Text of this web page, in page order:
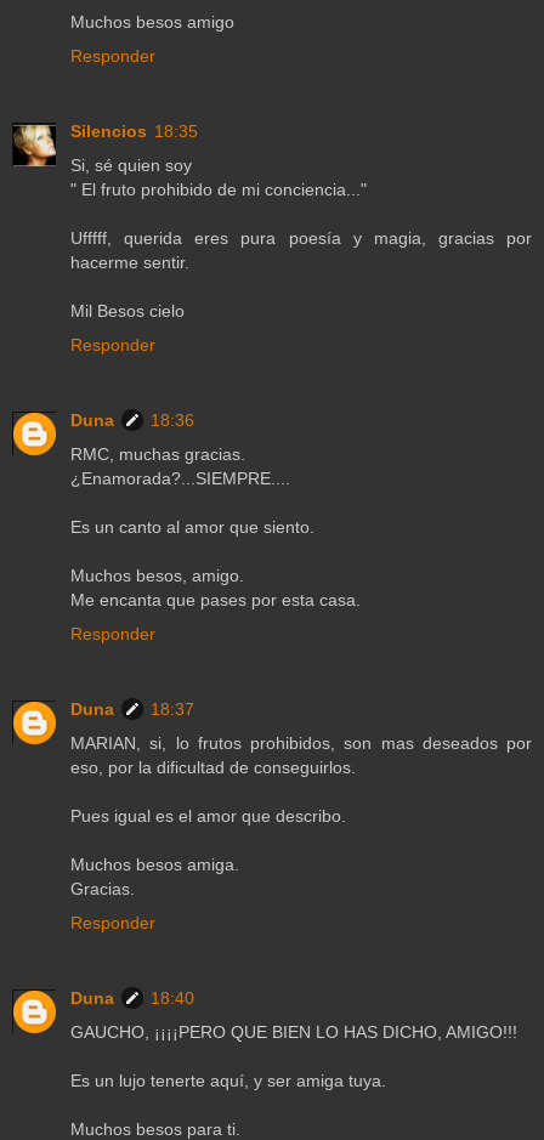
Muchos besos amigo
Responder
Silencios 18:35
Si, sé quien soy
" El fruto prohibido de mi conciencia..."
Ufffff, querida eres pura poesía y magia, gracias por
hacerme sentir.
Mil Besos cielo
Responder
Duna
18:36
RMC, muchas gracias.
¿Enamorada?...SIEMPRE....
Es un canto al amor que siento.
Muchos besos, amigo.
Me encanta que pases por esta casa.
Responder
Duna
18:37
MARIAN, si, lo frutos prohibidos, son mas deseados por
eso, por la dificultad de conseguirlos.
Pues igual es el amor que describo.
Muchos besos amiga.
Gracias.
Responder
Duna
18:40
GAUCHO, ¡¡¡¡PERO QUE BIEN LO HAS DICHO, AMIGO!!!
Es un lujo tenerte aquí, y ser amiga tuya.
Muchos besos para ti.